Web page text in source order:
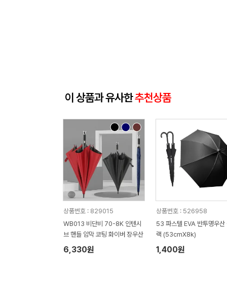
이 상품과 유사한추천상품
상품번호 : 829015
WB013 비단비 70-8K 인텐시
브 핸들 암막 코팅 화이버 장우산
6,330원
상품번호 : 526958
53 파스텔 EVA 반투명우산
랙 (53cmX8k)
1,400원